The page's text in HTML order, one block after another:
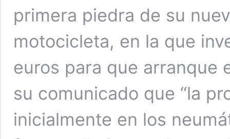
primera piedra de su
motocicleta, en la que
euros para que arranque
su comunicado que “la
inicialmente en los